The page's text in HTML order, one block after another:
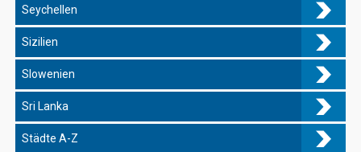
Seychellen
Sizilien
Slowenien
Sri Lanka
Städte A-Z